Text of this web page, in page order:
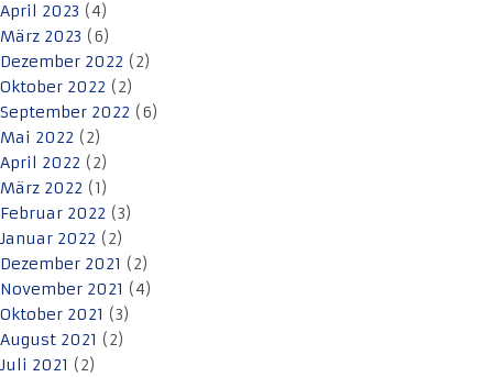
April 2023 (4)
März 2023 (6)
Dezember 2022 (2)
Oktober 2022 (2)
September 2022 (6)
Mai 2022 (2)
April 2022 (2)
März 2022 (1)
Februar 2022 (3)
Januar 2022 (2)
Dezember 2021 (2)
November 2021 (4)
Oktober 2021 (3)
August 2021 (2)
Juli 2021 (2)